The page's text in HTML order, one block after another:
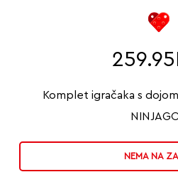
259.95
Komplet igračaka s
NEMA NA